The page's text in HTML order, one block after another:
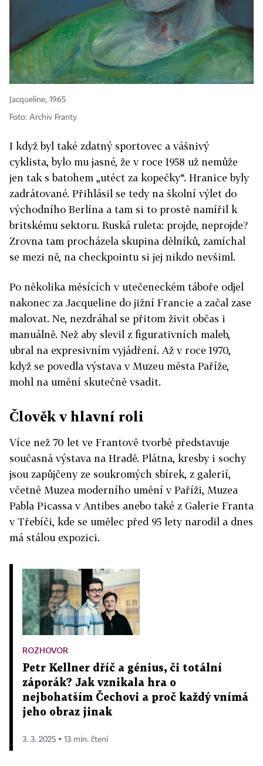
Jacqueline, 1965
Foto: Archiv Franty
I když byl také zdatný sportovec a vášnivý
cyklista, bylo mu jasné, že v roce 1958 už nemůže
jen tak s batohem „utéct za kopečky“. Hranice byly
zadrátované. Přihlásil se tedy na školní výlet do
východního Berlína a tam si to prostě namířil k
britskému sektoru. Ruská ruleta: projde, neprojde?
Zrovna tam procházela skupina dělníků, zamíchal
se mezi ně, na checkpointu si jej nikdo nevšiml.
Po několika měsících v utečeneckém táboře odjel
nakonec za Jacqueline do jižní Francie a začal zase
malovat. Ne, nezdráhal se přitom živit občas i
manuálně. Než aby slevil z figurativních maleb,
ubral na expresivním vyjádření. Až v roce 1970,
když se povedla výstava v Muzeu města Paříže,
mohl na umění skutečně vsadit.
Člověk v hlavní roli
Více než 70 let ve Frantově tvorbě představuje
současná výstava na Hradě. Plátna, kresby i sochy
jsou zapůjčeny ze soukromých sbírek, z galerií,
včetně Muzea moderního umění v Paříži, Muzea
Pabla Picassa v Antibes anebo také z Galerie Franta
v Třebíči, kde se umělec před 95 lety narodil a dnes
má stálou expozici.
ROZHOVOR
Petr Kellner dříč a génius, či totální
záporák? Jak vznikala hra o
nejbohatším Čechovi a proč každý vnímá
jeho obraz jinak
3. 3. 2025 ▪ 13 min. čtení